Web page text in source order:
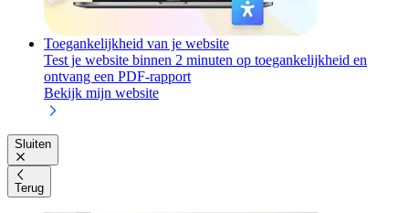
Toegankelijkheid van je website
Test je website binnen 2 minuten op toegankelijkheid en
ontvang een PDF-rapport
Bekijk mijn website
Sluiten
Terug